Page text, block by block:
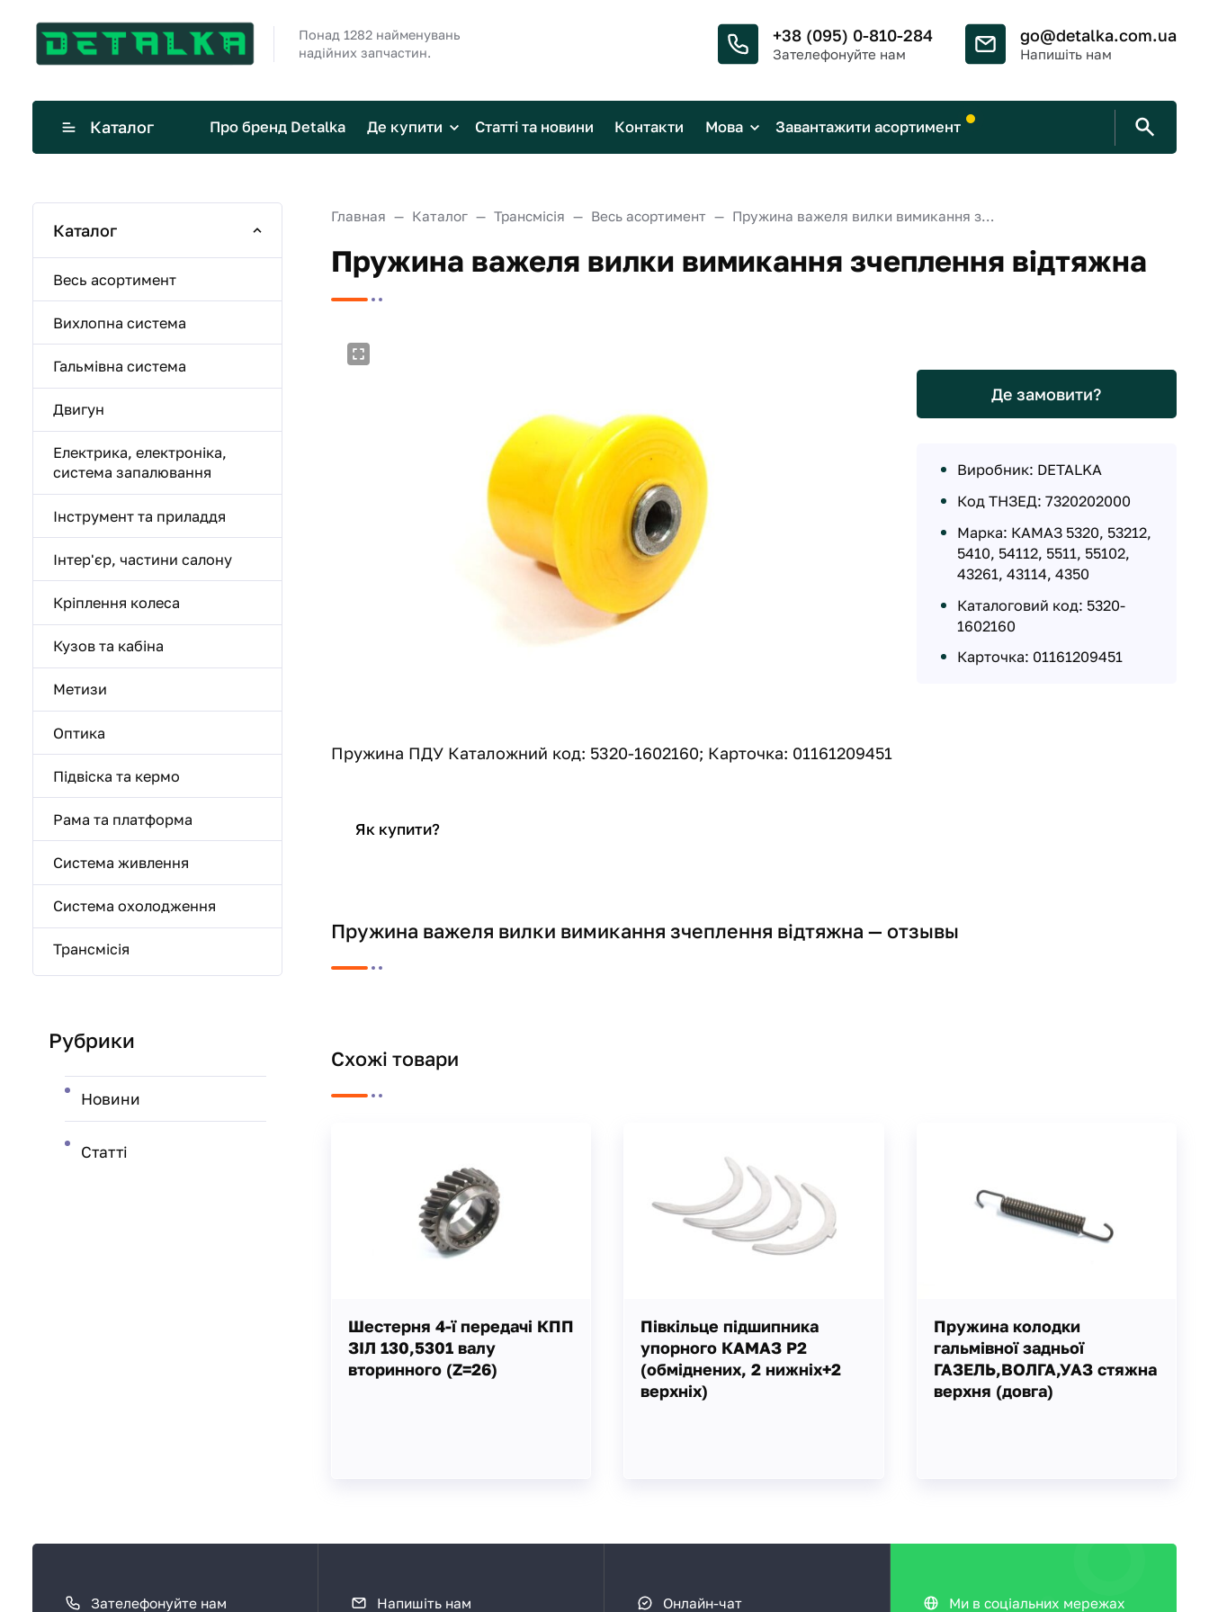
Понад 1282 найменувань
надійних запчастин.
+38 (095) 0-810-284
Зателефонуйте нам
go@detalka.com.ua
Напишіть нам
Каталог Про бренд Detalka Де купити Статті та новини Контакти Мова Завантажити асортимент
Главная Каталог Трансмісія Весь асортимент Пружина важеля вилки вимикання зчеплення відтяжна
Пружина важеля вилки вимикання зчеплення відтяжна
Де замовити?
Виробник: DETALKA
Код ТНЗЕД: 7320202000
Марка: КАМАЗ 5320, 53212,
5410, 54112, 5511, 55102,
43261, 43114, 4350
Каталоговий код: 5320-
1602160
Карточка: 01161209451
Пружина ПДУ Каталожний код: 5320-1602160; Карточка: 01161209451
Як купити?
Пружина важеля вилки вимикання зчеплення відтяжна — отзывы
Схожі товари
Шестерня 4-ї передачі КПП
ЗІЛ 130,5301 валу
вторинного (Z=26)
Півкільце підшипника
упорного КАМАЗ Р2
(обміднених, 2 нижніх+2
верхніх)
Пружина колодки
гальмівної задньої
ГАЗЕЛЬ,ВОЛГА,УАЗ стяжна
верхня (довга)
Каталог
Весь асортимент
Вихлопна система
Гальмівна система
Двигун
Електрика, електроніка,
система запалювання
Інструмент та приладдя
Інтер'єр, частини салону
Кріплення колеса
Кузов та кабіна
Метизи
Оптика
Підвіска та кермо
Рама та платформа
Система живлення
Система охолодження
Трансмісія
Рубрики
Новини
Статті
Зателефонуйте нам Напишіть нам Онлайн-чат Ми в соціальних мережах